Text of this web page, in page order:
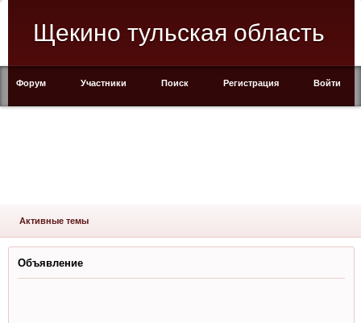
Щекино тульская область
Форум Участники Поиск Регистрация Войти
Активные темы
Объявление